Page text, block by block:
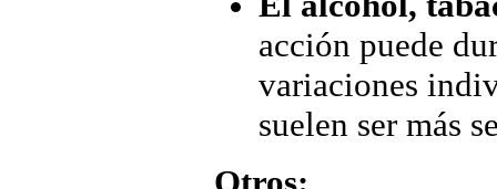
acción puede
variaciones
suelen ser más